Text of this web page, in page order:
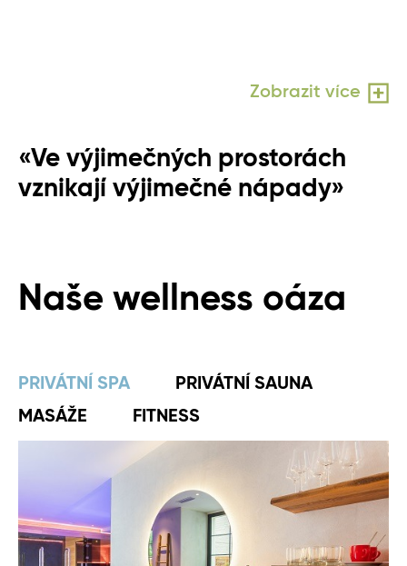
Zobrazit více
«Ve výjimečných prostorách
vznikají výjimečné nápady»
Naše wellness oáza
PRIVÁTNÍ SPA
PRIVÁTNÍ SAUNA
MASÁŽE
FITNESS